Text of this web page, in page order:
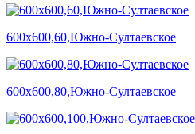
600х600,60,Южно-Султаевское
600х600,80,Южно-Султаевское